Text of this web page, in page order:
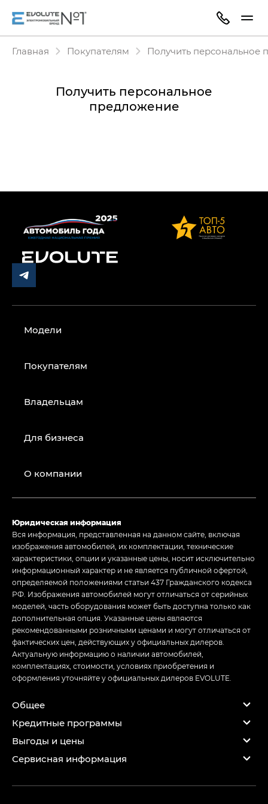
Главная Покупателям Получить персональное
Получить персональное
предложение
Модели
Покупателям
Владельцам
Для бизнеса
О компании
Юридическая информация
Вся информация, представленная на данном сайте, включая
изображения автомобилей, их комплектации, технические
характеристики, опции и указанные цены, носит исключительно
информационный характер и не является публичной офертой,
определяемой положениями статьи 437 Гражданского кодекса
РФ. Изображения автомобилей могут отличаться от серийных
моделей, часть оборудования может быть доступна только как
дополнительная опция. Указанные цены являются
рекомендованными розничными ценами и могут отличаться от
фактических цен, действующих у официальных дилеров.
Актуальную информацию о наличии автомобилей,
комплектациях, стоимости, условиях приобретения и
оформления уточняйте у официальных дилеров EVOLUTE.
Общее
Кредитные программы
Выгоды и цены
Сервисная информация